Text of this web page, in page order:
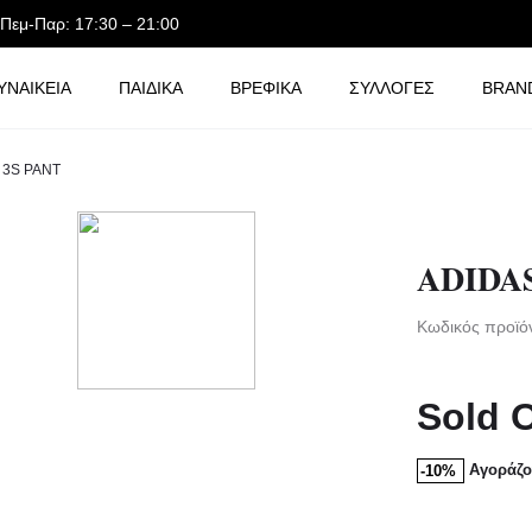
Παρ: 17:30 – 21:00
ΠΑΙΔΙΚΑ ΒΡΕΦΙΚΑ ΣΥΛΛΟΓΕΣ
PANT
Κωδικός
Sold
-10%